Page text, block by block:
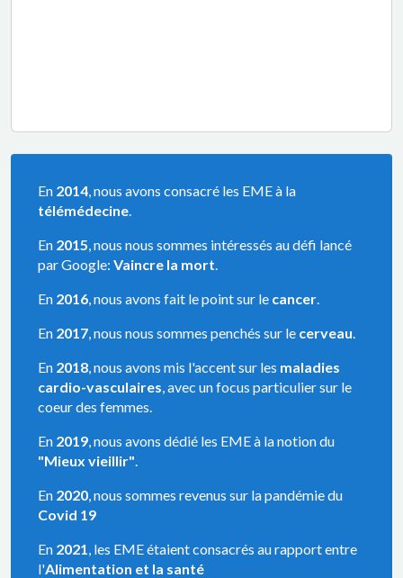
En 2014, nous avons consacré les EME à la
télémédecine.
En 2015, nous nous sommes intéressés au défi lancé
par Google: Vaincre la mort.
En 2016, nous avons fait le point sur le cancer.
En 2017, nous nous sommes penchés sur le cerveau.
En 2018, nous avons mis l'accent sur les maladies
cardio-vasculaires, avec un focus particulier sur le
coeur des femmes.
En 2019, nous avons dédié les EME à la notion du
"Mieux vieillir".
En 2020, nous sommes revenus sur la pandémie du
Covid 19
En 2021, les EME étaient consacrés au rapport entre
l'Alimentation et la santé